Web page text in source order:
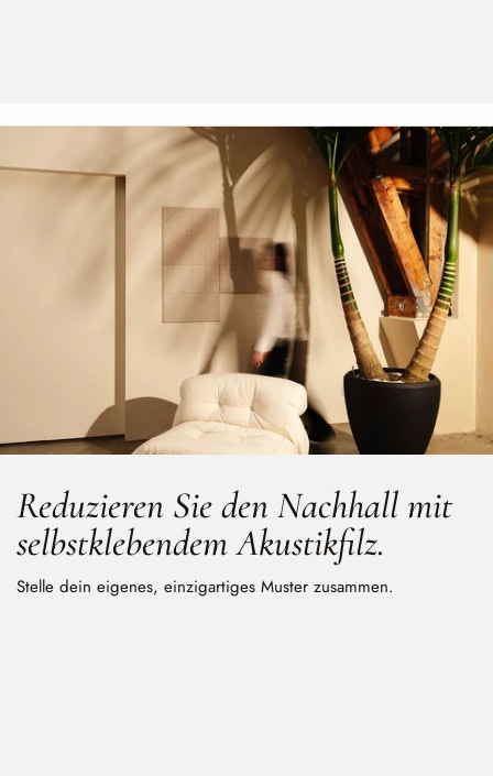
Reduzieren Sie den Nachhall mit
selbstklebendem Akustikfilz.
Stelle dein eigenes, einzigartiges Muster zusammen.